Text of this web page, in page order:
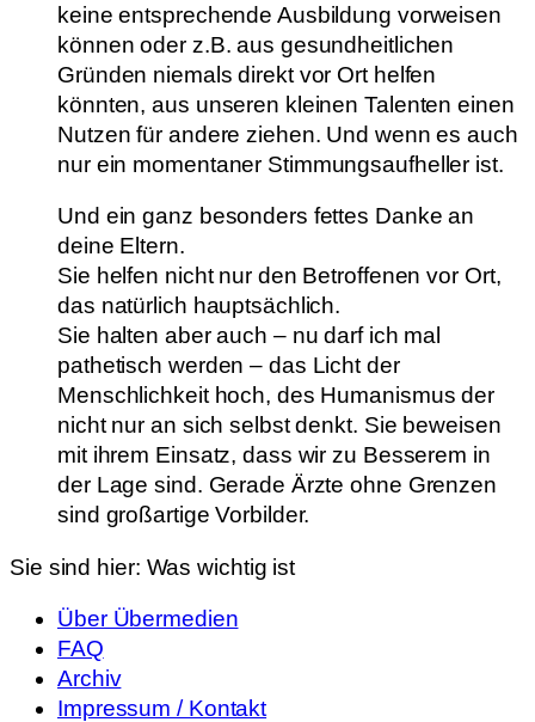
keine entsprechende Ausbildung vorweisen
können oder z.B. aus gesundheitlichen
Gründen niemals direkt vor Ort helfen
könnten, aus unseren kleinen Talenten einen
Nutzen für andere ziehen. Und wenn es auch
nur ein momentaner Stimmungsaufheller ist.
Und ein ganz besonders fettes Danke an
deine Eltern.
Sie helfen nicht nur den Betroffenen vor Ort,
das natürlich hauptsächlich.
Sie halten aber auch – nu darf ich mal
pathetisch werden – das Licht der
Menschlichkeit hoch, des Humanismus der
nicht nur an sich selbst denkt. Sie beweisen
mit ihrem Einsatz, dass wir zu Besserem in
der Lage sind. Gerade Ärzte ohne Grenzen
sind großartige Vorbilder.
Sie sind hier: Was wichtig ist
Über Übermedien
FAQ
Archiv
Impressum / Kontakt